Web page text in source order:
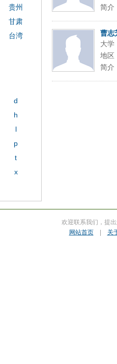
简介
曹志
大学
地区
简介
贵州
甘肃
台湾
d
h
l
p
t
x
欢迎联系我们，提
网站首页| 关